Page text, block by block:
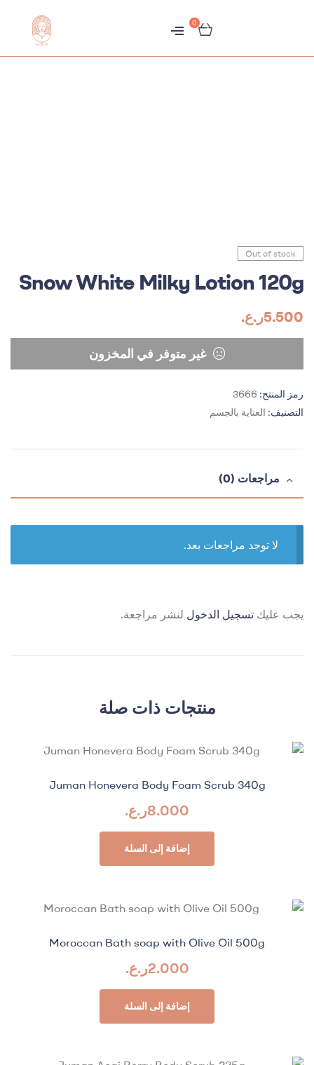
0
متجر
Out of stock
Snow White Milky Lotion 120g
5.500ر.ع.
غير متوفر في المخزون
رمز المنتج: 3666
التصنيف: العناية بالجسم
مراجعات (0)
لا توجد مراجعات بعد.
يجب عليك تسجيل الدخول لنشر مراجعة.
منتجات ذات صلة
Juman Honevera Body Foam Scrub 340g
8.000ر.ع.
إضافة إلى السلة
Moroccan Bath soap with Olive Oil 500g
2.000ر.ع.
إضافة إلى السلة